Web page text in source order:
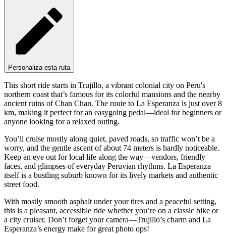
Personaliza esta ruta
This short ride starts in Trujillo, a vibrant colonial city on Peru's
northern coast that’s famous for its colorful mansions and the nearby
ancient ruins of Chan Chan. The route to La Esperanza is just over 8
km, making it perfect for an easygoing pedal—ideal for beginners or
anyone looking for a relaxed outing.
You’ll cruise mostly along quiet, paved roads, so traffic won’t be a
worry, and the gentle ascent of about 74 meters is hardly noticeable.
Keep an eye out for local life along the way—vendors, friendly
faces, and glimpses of everyday Peruvian rhythms. La Esperanza
itself is a bustling suburb known for its lively markets and authentic
street food.
With mostly smooth asphalt under your tires and a peaceful setting,
this is a pleasant, accessible ride whether you’re on a classic bike or
a city cruiser. Don’t forget your camera—Trujillo’s charm and La
Esperanza’s energy make for great photo ops!